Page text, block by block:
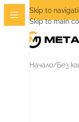
Skip to
Skip to main
Начало/Без